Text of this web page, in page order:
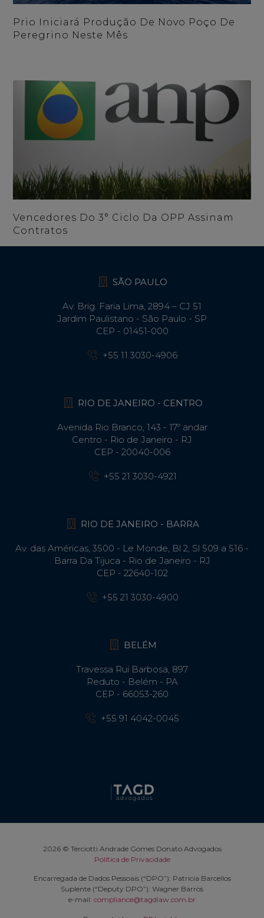
Prio Iniciará Produção De Novo Poço De
Peregrino Neste Mês
Vencedores Do 3° Ciclo Da OPP Assinam
Contratos
SÃO PAULO
Av. Brig. Faria Lima, 2894 – CJ 51
Jardim Paulistano - São Paulo - SP
CEP - 01451-000
+55 11 3030-4906
RIO DE JANEIRO - CENTRO
Avenida Rio Branco, 143 - 17º andar
Centro - Rio de Janeiro - RJ
CEP - 20040-006
+55 21 3030-4921
RIO DE JANEIRO - BARRA
Av. das Américas, 3500 - Le Monde, Bl 2, Sl 509 a 516 -
Barra Da Tijuca - Rio de Janeiro - RJ
CEP - 22640-102​
+55 21 3030-4900
BELÉM
Travessa Rui Barbosa, 897
Reduto - Belém - PA
CEP - 66053-260
+55 91 4042-0045
2026 © Terciotti Andrade Gomes Donato Advogados
Política de Privacidade
Encarregada de Dados Pessoais (“DPO”): Patricia Barcellos
Suplente (“Deputy DPO”): Wagner Barros
e-mail: compliance@tagdlaw.com.br